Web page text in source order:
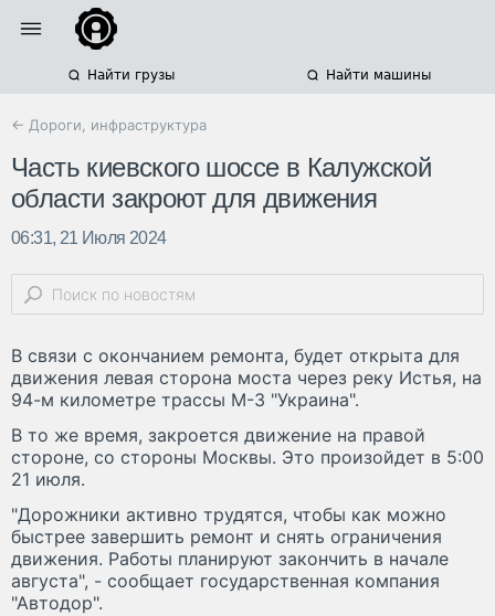
Найти грузы Найти машины
← Дороги, инфраструктура
Часть киевского шоссе в Калужской
области закроют для движения
06:31, 21 Июля 2024
В связи с окончанием ремонта, будет открыта для
движения левая сторона моста через реку Истья, на
94-м километре трассы М-3 "Украина".
В то же время, закроется движение на правой
стороне, со стороны Москвы. Это произойдет в 5:00
21 июля.
"Дорожники активно трудятся, чтобы как можно
быстрее завершить ремонт и снять ограничения
движения. Работы планируют закончить в начале
августа", - сообщает государственная компания
"Автодор".